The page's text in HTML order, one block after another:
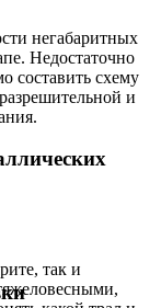
негабаритных
Недостаточно
составить схему
и
так и